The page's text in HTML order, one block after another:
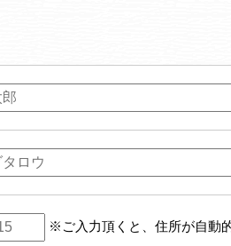
※ご入力頂くと、住所が自動